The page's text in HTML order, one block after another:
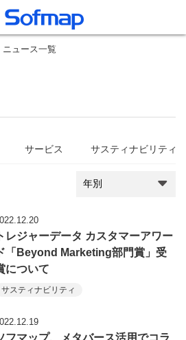
ニュース一覧
サービス サスティナビリティ
トレジャーデータ カスタマーアワー
ド「Beyond Marketing部門賞」受
について
サスティナビリティ
フマップ、メタバース活用でコラ